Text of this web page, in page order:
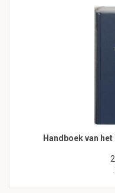
Handboek van